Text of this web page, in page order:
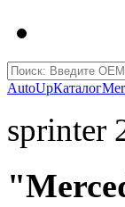
AutoUpКаталог
sprinter